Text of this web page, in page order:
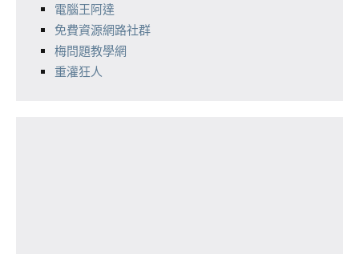
電腦王阿達
免費資源網路社群
梅問題教學網
重灌狂人